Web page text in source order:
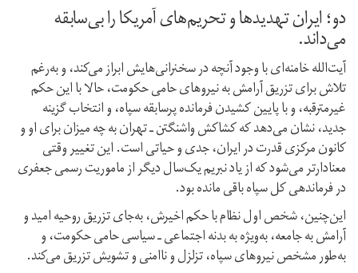
دو؛ ایران تهدیدها و تحریم‌های آمریکا را بی‌سابقه
می‌داند.
آیت‌الله خامنه‌ای با وجود آنچه در سخنرانی‌هایش ابراز می‌کند، و به‌رغم
تلاش برای تزریق آرامش به نیروهای حامی حکومت، حالا با این حکم
غیرمترقبه، و با پایین کشیدن فرمانده پرسابقه سپاه، و انتخاب گزینه
جدید، نشان می‌دهد که کشاکش واشنگتن ـ تهران به چه میزان برای او و
کانون مرکزی قدرت در ایران، جدی و حیاتی است. این تغییر وقتی
معنادارتر می‌شود که از یاد نبریم یک‌سال دیگر از ماموریت رسمی جعفری
در فرماندهی کل سپاه باقی مانده بود.
این‌چنین، شخص اول نظام با حکم اخیرش، به‌جای تزریق روحیه امید و
آرامش به جامعه، به‌ویژه به بدنه اجتماعی ـ سیاسی حامی حکومت، و
به‌طور مشخص نیروهای سپاه، تزلزل و ناامنی و تشویش تزریق می‌کند.